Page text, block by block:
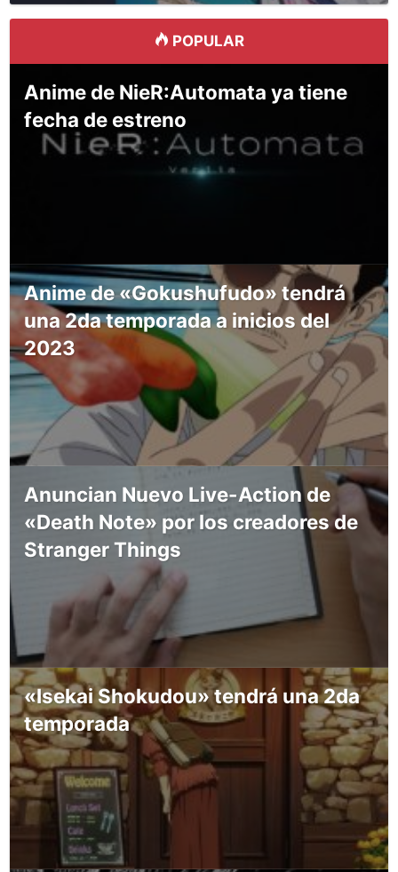
POPULAR
Anime de NieR:Automata ya tiene
fecha de estreno
Anime de «Gokushufudo» tendrá
una 2da temporada a inicios del
2023
Anuncian Nuevo Live-Action de
«Death Note» por los creadores de
Stranger Things
«Isekai Shokudou» tendrá una 2da
temporada